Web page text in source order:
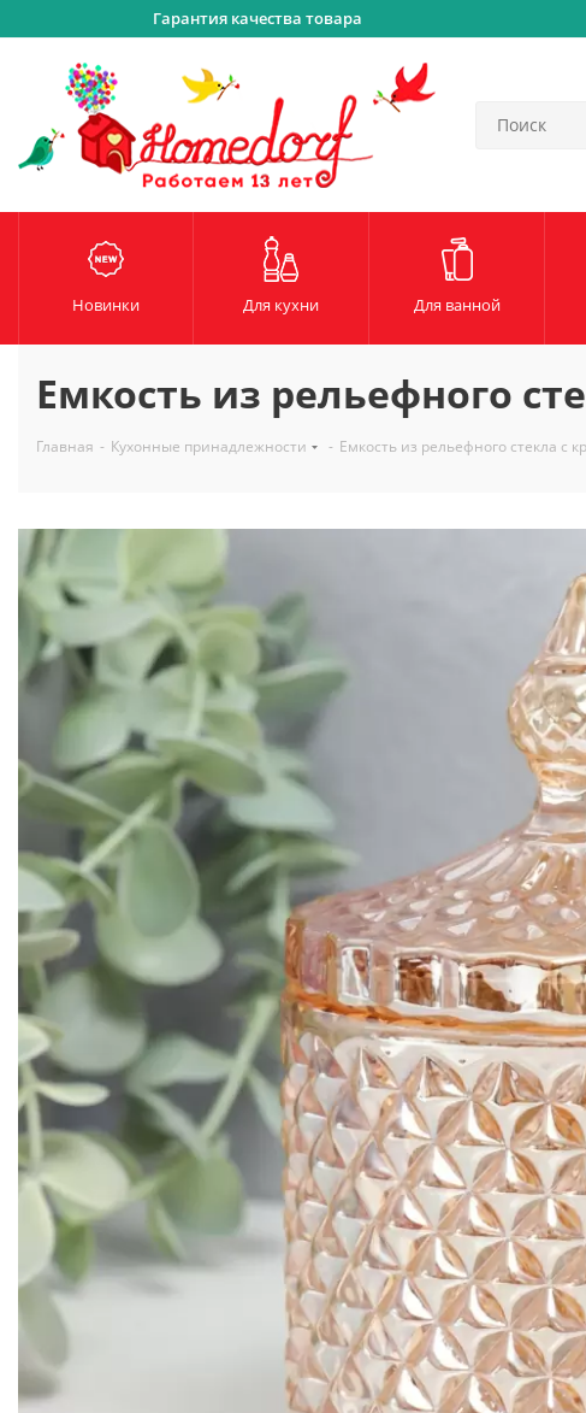
Гарантия качества товара
Новинки Для кухни Для ванной
Емкость из рельефного
Главная - Кухонные принадлежности - Емкость из рельефного стекла с